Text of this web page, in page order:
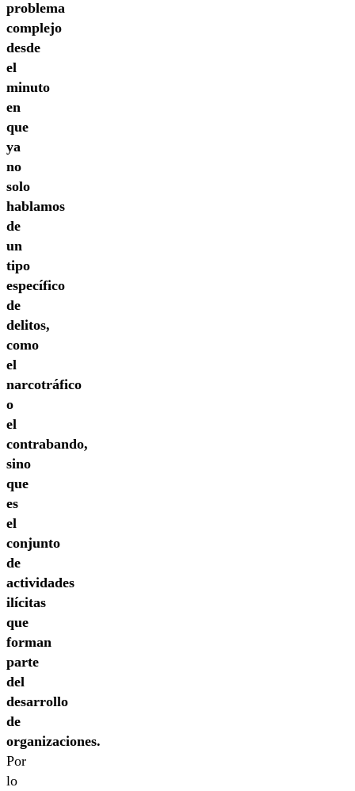
problema
complejo
desde
el
minuto
en
que
ya
no
solo
hablamos
de
un
tipo
específico
de
delitos,
como
el
narcotráfico
o
el
contrabando,
sino
que
es
el
conjunto
de
actividades
ilícitas
que
forman
parte
del
desarrollo
de
organizaciones.
Por
lo